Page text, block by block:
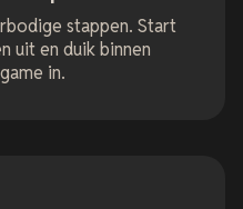
stappen. Start
uit en duik binnen
in.